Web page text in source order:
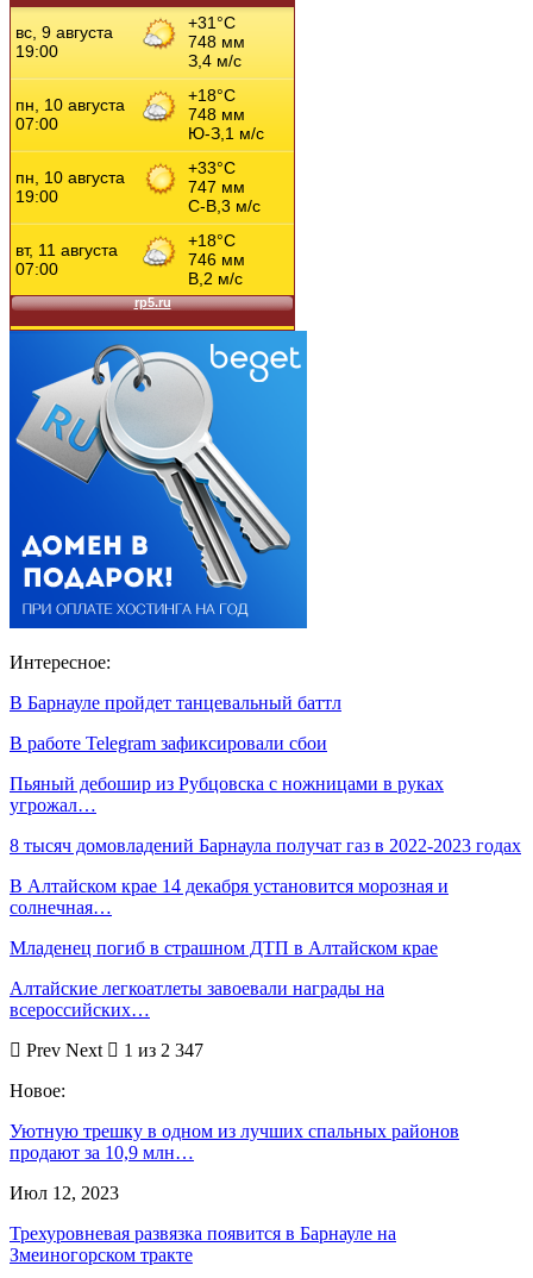
Интересное:
В Барнауле пройдет танцевальный баттл
В работе Telegram зафиксировали сбои
Пьяный дебошир из Рубцовска с ножницами в руках
угрожал…
8 тысяч домовладений Барнаула получат газ в 2022-2023 годах
В Алтайском крае 14 декабря установится морозная и
солнечная…
Младенец погиб в страшном ДТП в Алтайском крае
Алтайские легкоатлеты завоевали награды на
всероссийских…
Prev Next
1 из 2 347
Новое:
Уютную трешку в одном из лучших спальных районов
продают за 10,9 млн…
Июл 12, 2023
Трехуровневая развязка появится в Барнауле на
Змеиногорском тракте